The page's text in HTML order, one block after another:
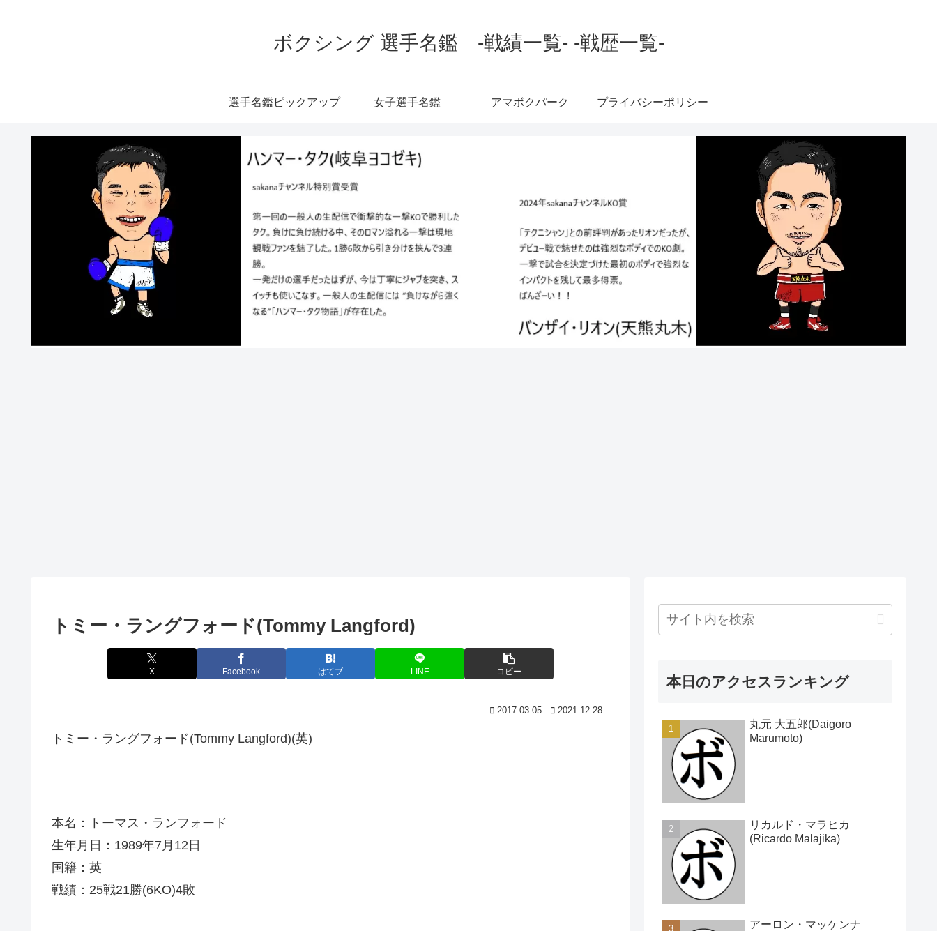
ボクシング 選手名鑑 -戦績一覧- -戦歴一覧-
選手名鑑ピックアップ 女子選手名鑑 アマボクパーク プライバシーポリシー
トミー・ラングフォード(Tommy Langford)
X Facebook はてブ LINE コピー
2017.03.05 2021.12.28
トミー・ラングフォード(Tommy Langford)(英)
本名：トーマス・ランフォード
生年月日：1989年7月12日
国籍：英
戦績：25戦21勝(6KO)4敗
本日のアクセスランキング
丸元 大五郎(Daigoro
Marumoto)
リカルド・マラヒカ
(Ricardo Malajika)
アーロン・マッケンナ